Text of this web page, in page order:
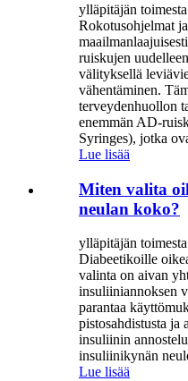
ylläpitäjän
Rokotusohjelmat
ruiskujen
välityksellä
vähentäminen.
terveydenhuollon
enemmän AD-
Syringes), jotka
Lue lisää
Miten valita
neulan koko?
ylläpitäjän
Diabeetikoille
valinta on aivan
insuliiniannoksen
parantaa
pistosahdistusta ja
insuliinin
insuliinikynän
Lue lisää